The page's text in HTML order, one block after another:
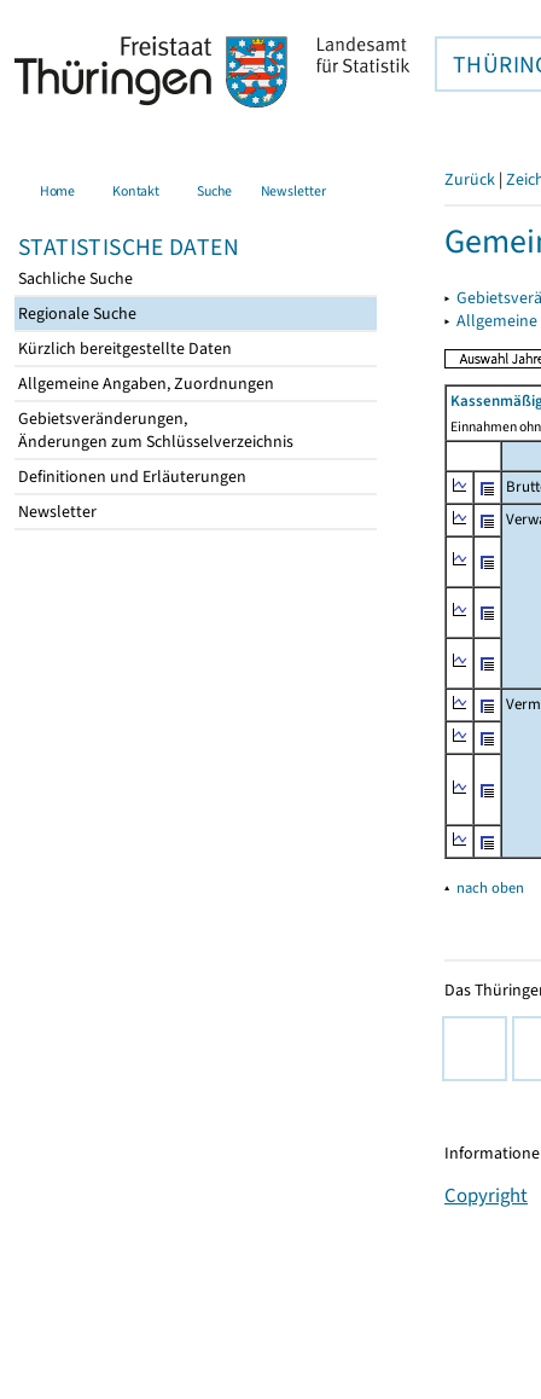
Home Kontakt Suche Newsletter
STATISTISCHE DATEN
Sachliche Suche
Regionale Suche
Kürzlich bereitgestellte Daten
Allgemeine Angaben, Zuordnungen
Gebietsveränderungen,
Änderungen zum Schlüsselverzeichnis
Definitionen und Erläuterungen
Newsletter
Zurück |
▸
▸
Einnahmen
▴ nach oben
Das
Copyright